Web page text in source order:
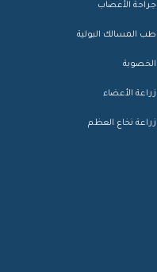
جراحة الأعصاب
طب المسالك البولية
الخصوبة
زراعة الأعضاء
زراعة نخاع العظم